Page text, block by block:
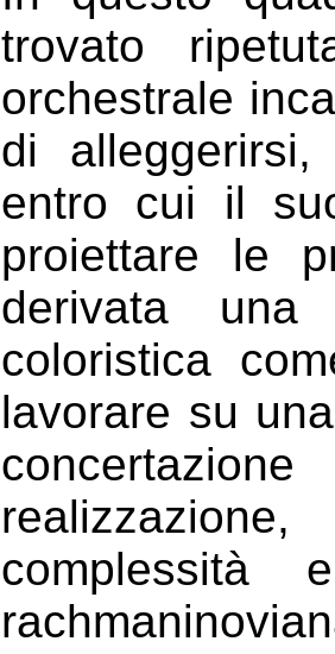
trovato
orchestrale
di
entro cui il
proiettare le
derivata una
coloristica
lavorare su
complessità